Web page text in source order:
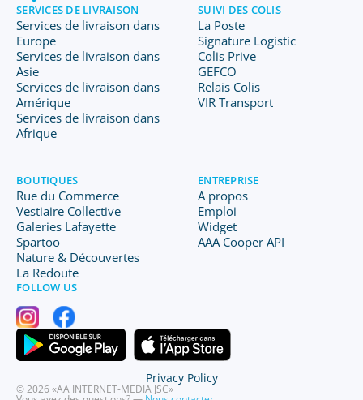
SERVICES DE LIVRAISON
Services de livraison dans
Europe
Services de livraison dans
Asie
Services de livraison dans
Amérique
Services de livraison dans
Afrique
SUIVI DES COLIS
La Poste
Signature Logistic
Colis Prive
GEFCO
Relais Colis
VIR Transport
BOUTIQUES
Rue du Commerce
Vestiaire Collective
Galeries Lafayette
Spartoo
Nature & Découvertes
La Redoute
ENTREPRISE
A propos
Emploi
Widget
AAA Cooper API
FOLLOW US
© 2026 «AA INTERNET-MEDIA JSC»
Privacy Policy